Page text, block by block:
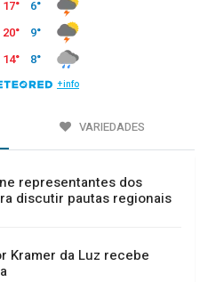
VARIEDADES
representantes dos
discutir pautas regionais
Kramer da Luz recebe